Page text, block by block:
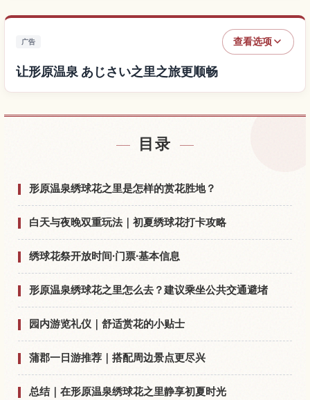
广告 查看选项
让形原温泉 あじさい之里之旅更顺畅
目录
形原温泉绣球花之里是怎样的赏花胜地？
白天与夜晚双重玩法｜初夏绣球花打卡攻略
绣球花祭开放时间·门票·基本信息
形原温泉绣球花之里怎么去？建议乘坐公共交通避堵
园内游览礼仪｜舒适赏花的小贴士
蒲郡一日游推荐｜搭配周边景点更尽兴
总结｜在形原温泉绣球花之里静享初夏时光